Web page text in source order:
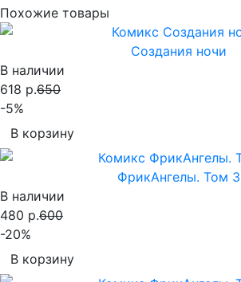
Похожие товары
Создания ночи
В наличии
618 р.650
-5%
В корзину
ФрикАнгелы. Том 3
В наличии
480 р.600
-20%
В корзину